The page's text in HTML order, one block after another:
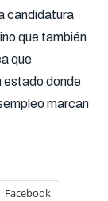
candidatura
que también
que
estado donde
marcan
Facebook